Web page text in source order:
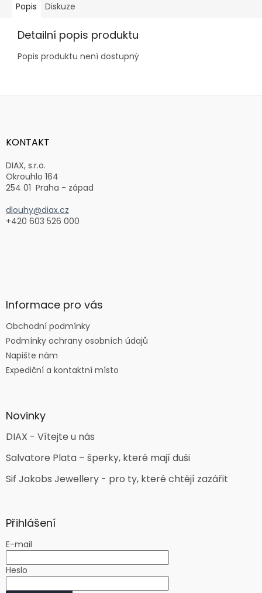
Popis Diskuze
Detailní popis produktu
Popis produktu není dostupný
Z
aKONTAKT
DIAX, s.r.o.
Okrouhlo 164
254 01 Praha - západ
dlouhy@diax.cz
+420 603 526 000
Informace pro vás
Obchodní podmínky
Podmínky ochrany osobních údajů
Napište nám
Expediční a kontaktní místo
Novinky
DIAX - Vítejte u nás
Salvatore Plata – šperky, které mají duši
Sif Jakobs Jewellery - pro ty, které chtějí zazářit
Přihlášení
E-mail
Heslo